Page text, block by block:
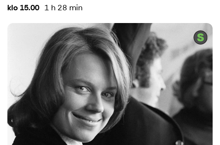
klo 15.00 1 h 28 min